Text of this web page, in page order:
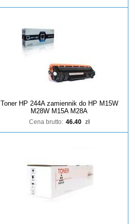
Toner HP 244A zamiennik do HP M15W
M28W M15A M28A
Cena brutto: 46.40 zł